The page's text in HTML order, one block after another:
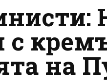
на